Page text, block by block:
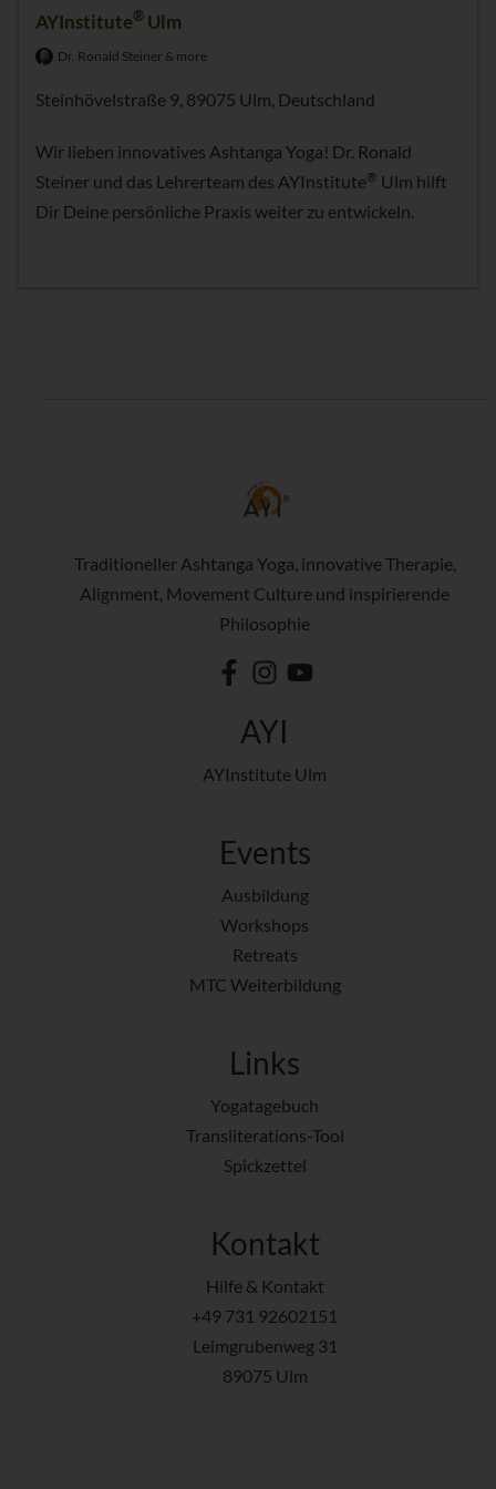
AYInstitute® Ulm
Dr. Ronald Steiner & more
Steinhövelstraße 9, 89075 Ulm, Deutschland
Wir lieben innovatives Ashtanga Yoga! Dr. Ronald
Steiner und das Lehrerteam des AYInstitute® Ulm hilft
Dir Deine persönliche Praxis weiter zu entwickeln.
Traditioneller Ashtanga Yoga, innovative Therapie,
Alignment, Movement Culture und inspirierende
Philosophie
AYI
AYInstitute Ulm
Events
Ausbildung
Workshops
Retreats
MTC Weiterbildung
Links
Yogatagebuch
Transliterations-Tool
Spickzettel
Kontakt
Hilfe & Kontakt
+49 731 92602151
Leimgrubenweg 31
89075 Ulm